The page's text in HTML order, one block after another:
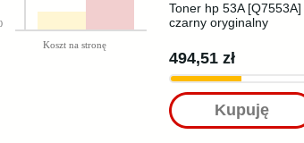
Koszt na stronę
Toner hp 53A [Q7553A]
czarny oryginalny
494,51 zł
Kupuję